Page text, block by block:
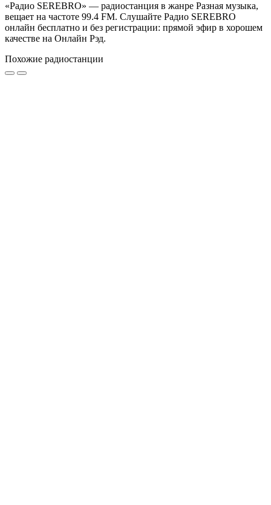
«Радио SEREBRO» — радиостанция в жанре Разная музыка,
вещает на частоте 99.4 FM. Слушайте Радио SEREBRO
онлайн бесплатно и без регистрации: прямой эфир в хорошем
качестве на Онлайн Рэд.
Похожие радиостанции